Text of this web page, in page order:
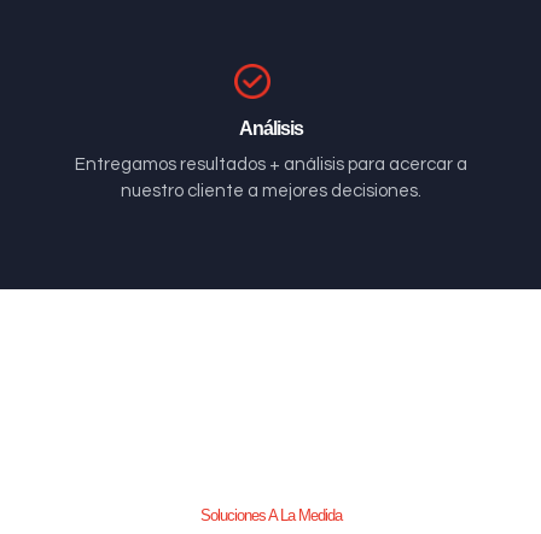
Análisis
Entregamos resultados + análisis para acercar a
nuestro cliente a mejores decisiones.
Soluciones A La Medida